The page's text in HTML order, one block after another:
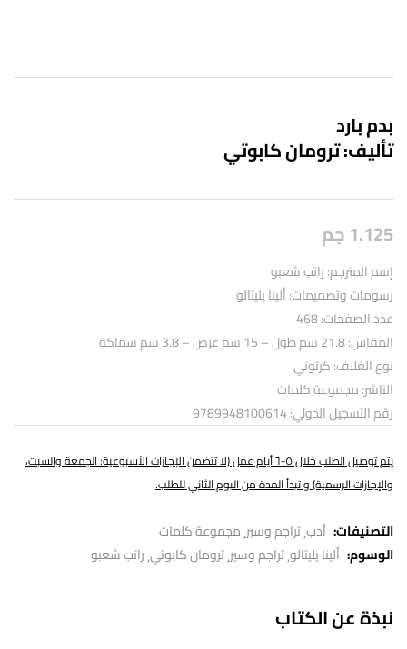
بدم بارد
تأليف: ترومان كابوتي
1.125جم
إسم المترجم: راتب شعبو
رسومات وتصميمات: ألينا يليتالو
عدد الصفحات: 468
المقاس: 21.8 سم طول – 15 سم عرض – 3.8 سم سماكة
نوع الغلاف: كرتوني
الناشر: مجموعة كلمات
رقم التسجيل الدولي: 9789948100614
يتم توصيل الطلب خلال ٥-٦ أيام عمل (لا تتضمن الإجازات الأسبوعية: الجمعة والسبت،
والإجازات الرسمية) و تبدأ المدة من اليوم الثاني للطلب.
التصنيفات: أدب تراجم وسير مجموعة كلمات
الوسوم: ألينا يليتالو تراجم وسير ترومان كابوتي راتب شعبو
نبذة عن الكتاب